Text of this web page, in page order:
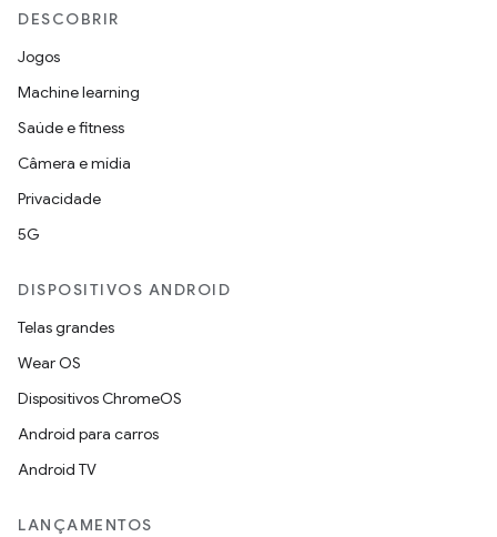
DESCOBRIR
Jogos
Machine learning
Saúde e fitness
Câmera e mídia
Privacidade
5G
DISPOSITIVOS ANDROID
Telas grandes
Wear OS
Dispositivos ChromeOS
Android para carros
Android TV
LANÇAMENTOS